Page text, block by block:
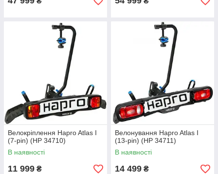
Велокріплення Hapro Atlas I
(7-pin) (HP 34710)
В наявності
11 999 ₴
Велонування Hapro Atlas I
(13-pin) (HP 34711)
В наявності
14 499 ₴